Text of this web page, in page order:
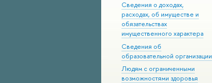
Сведения о доходах,
расходах, об имуществе и
обязательствах
имущественного характера
Сведения об
образовательной организации
Людям с ограниченными
возможностями здоровья